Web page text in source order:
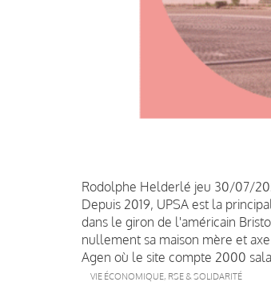
Rodolphe Helderlé jeu 30/07/
Depuis 2019, UPSA est la
dans le giron de l'américain
nullement sa maison mère et
Agen où le site compte 2000
VIE ÉCONOMIQUE, RSE & SOLIDARITÉ